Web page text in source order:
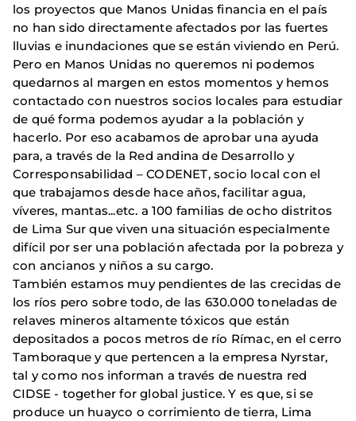
los proyectos que Manos Unidas financia en el país
no han sido directamente afectados por las fuertes
lluvias e inundaciones que se están viviendo en Perú.
Pero en Manos Unidas no queremos ni podemos
quedarnos al margen en estos momentos y hemos
contactado con nuestros socios locales para estudiar
de qué forma podemos ayudar a la población y
hacerlo. Por eso acabamos de aprobar una ayuda
para, a través de la Red andina de Desarrollo y
Corresponsabilidad – CODENET, socio local con el
que trabajamos desde hace años, facilitar agua,
víveres, mantas...etc. a 100 familias de ocho distritos
de Lima Sur que viven una situación especialmente
difícil por ser una población afectada por la pobreza y
con ancianos y niños a su cargo.
También estamos muy pendientes de las crecidas de
los ríos pero sobre todo, de las 630.000 toneladas de
relaves mineros altamente tóxicos que están
depositados a pocos metros de río Rímac, en el cerro
Tamboraque y que pertencen a la empresa Nyrstar,
tal y como nos informan a través de nuestra red
CIDSE - together for global justice. Y es que, si se
produce un huayco o corrimiento de tierra, Lima